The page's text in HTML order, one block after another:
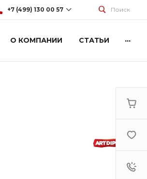
+7 (499) 130 00 57 Поиск
О КОМПАНИИ СТАТЬИ ...